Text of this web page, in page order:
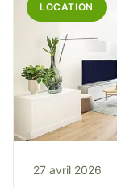
LOCATION
27 avril 2026